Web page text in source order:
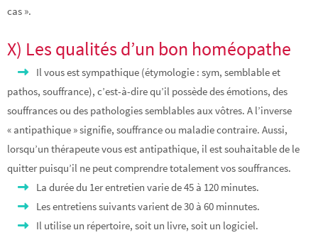
cas ».
X) Les qualités d’un bon homéopathe
Il vous est sympathique (étymologie : sym, semblable et
pathos, souffrance), c’est-à-dire qu’il possède des émotions, des
souffrances ou des pathologies semblables aux vôtres. A l’inverse
« antipathique » signifie, souffrance ou maladie contraire. Aussi,
lorsqu’un thérapeute vous est antipathique, il est souhaitable de le
quitter puisqu’il ne peut comprendre totalement vos souffrances.
La durée du 1er entretien varie de 45 à 120 minutes.
Les entretiens suivants varient de 30 à 60 minnutes.
Il utilise un répertoire, soit un livre, soit un logiciel.